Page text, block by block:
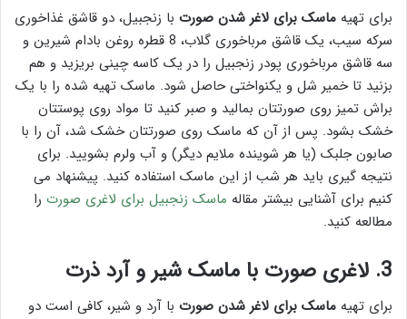
برای تهیه ماسک برای لاغر شدن صورت با زنجبیل، دو قاشق غذاخوری
سرکه سیب، یک قاشق مرباخوری گلاب، 8 قطره روغن بادام شیرین و
سه قاشق مرباخوری پودر زنجبیل را در یک کاسه چینی بریزید و هم
بزنید تا خمیر شل و یکنواختی حاصل شود. ماسک تهیه شده را با یک
براش تمیز روی صورتتان بمالید و صبر کنید تا مواد روی پوستتان
خشک بشود. پس از آن که ماسک روی صورتتان خشک شد، آن را با
صابون جلبک (یا هر شوینده ملایم دیگر) و آب ولرم بشویید. برای
نتیجه گیری باید هر شب از این ماسک استفاده کنید. پیشنهاد می
کنیم برای آشنایی بیشتر مقاله ماسک زنجبیل برای لاغری صورت را
مطالعه کنید.
3. لاغری صورت با ماسک شیر و آرد ذرت
برای تهیه ماسک برای لاغر شدن صورت با آرد و شیر، کافی است دو